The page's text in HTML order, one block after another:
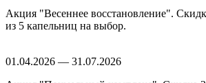
Акция "Весеннее восстановление".
из 5 капельниц на выбор.
01.04.2026 — 31.07.2026